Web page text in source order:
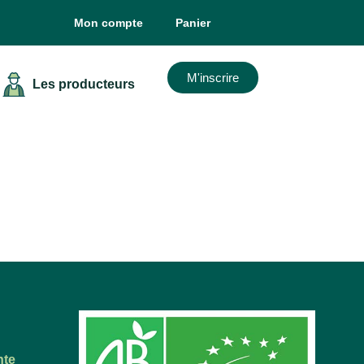
Mon compte Panier
Les producteurs M'inscrire